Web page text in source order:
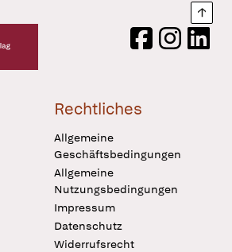
Verlag Logo
FacebookInstagram
Rechtliches
Allgemeine
Geschäftsbedingungen
Allgemeine
Nutzungsbedingungen
Impressum
Datenschutz
Widerrufsrecht